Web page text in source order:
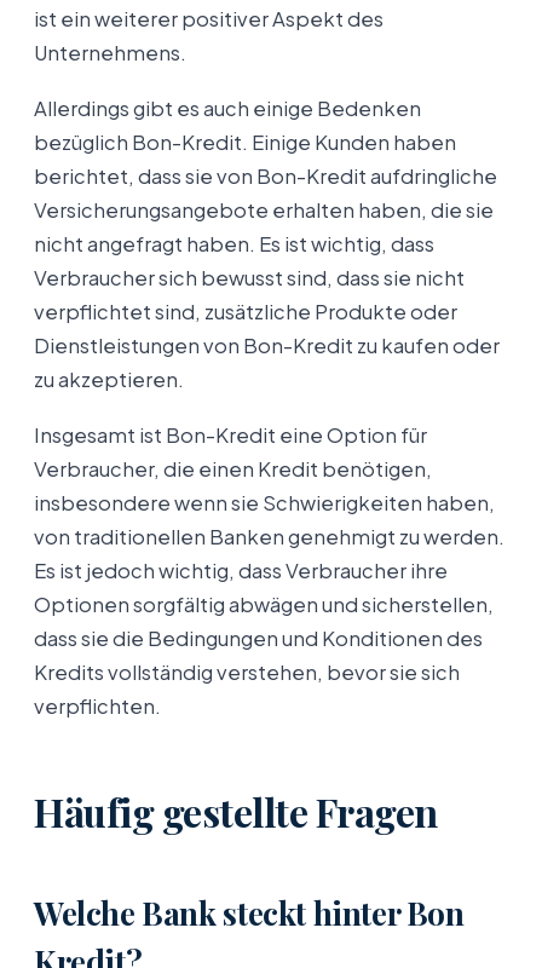
ist ein weiterer positiver Aspekt des
Unternehmens.
Allerdings gibt es auch einige Bedenken
bezüglich Bon-Kredit. Einige Kunden haben
berichtet, dass sie von Bon-Kredit aufdringliche
Versicherungsangebote erhalten haben, die sie
nicht angefragt haben. Es ist wichtig, dass
Verbraucher sich bewusst sind, dass sie nicht
verpflichtet sind, zusätzliche Produkte oder
Dienstleistungen von Bon-Kredit zu kaufen oder
zu akzeptieren.
Insgesamt ist Bon-Kredit eine Option für
Verbraucher, die einen Kredit benötigen,
insbesondere wenn sie Schwierigkeiten haben,
von traditionellen Banken genehmigt zu werden.
Es ist jedoch wichtig, dass Verbraucher ihre
Optionen sorgfältig abwägen und sicherstellen,
dass sie die Bedingungen und Konditionen des
Kredits vollständig verstehen, bevor sie sich
verpflichten.
Häufig gestellte Fragen
Welche Bank steckt hinter Bon